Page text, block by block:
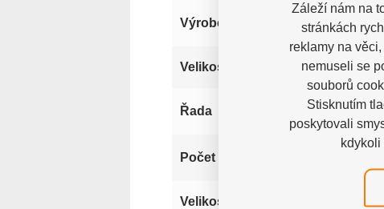
Výrobce
Velikost 290mm
Řada
Počet koleček
Velikost koleček
Záleží nám na
stránkách
reklamy na
nemuseli se
souborů
Stisknutím
poskytovali
kdykoli